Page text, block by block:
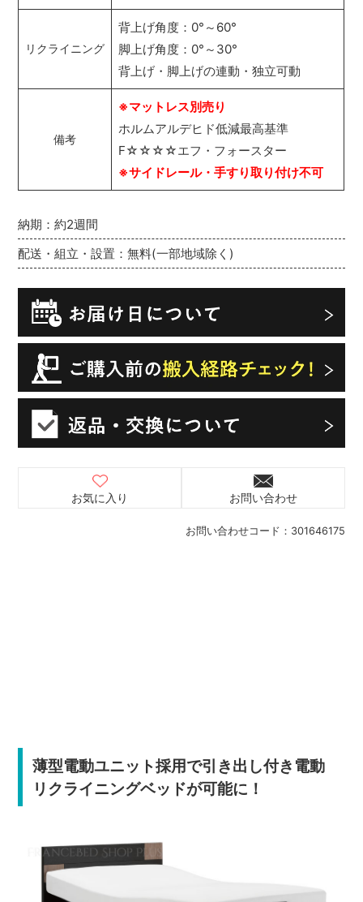
お問い合わせコード： 301646175
納期：約2週間
配送・組立・設置：無料(一部地域除く)
お気に入り お問い合わせ
薄型電動ユニット採用で引き出し付き電動
リクライニングベッドが可能に！
リクライニング
背上げ角度：0°～60°
脚上げ角度：0°～30°
背上げ・脚上げの連動・独立可動
備考
※マットレス別売り
ホルムアルデヒド低減最高基準
F☆☆☆☆エフ・フォースター
※サイドレール・手すり取り付け不可